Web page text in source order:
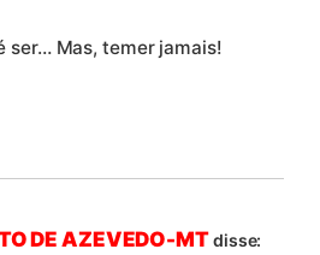
ser… Mas, temer jamais!
DE AZEVEDO-MTdisse: